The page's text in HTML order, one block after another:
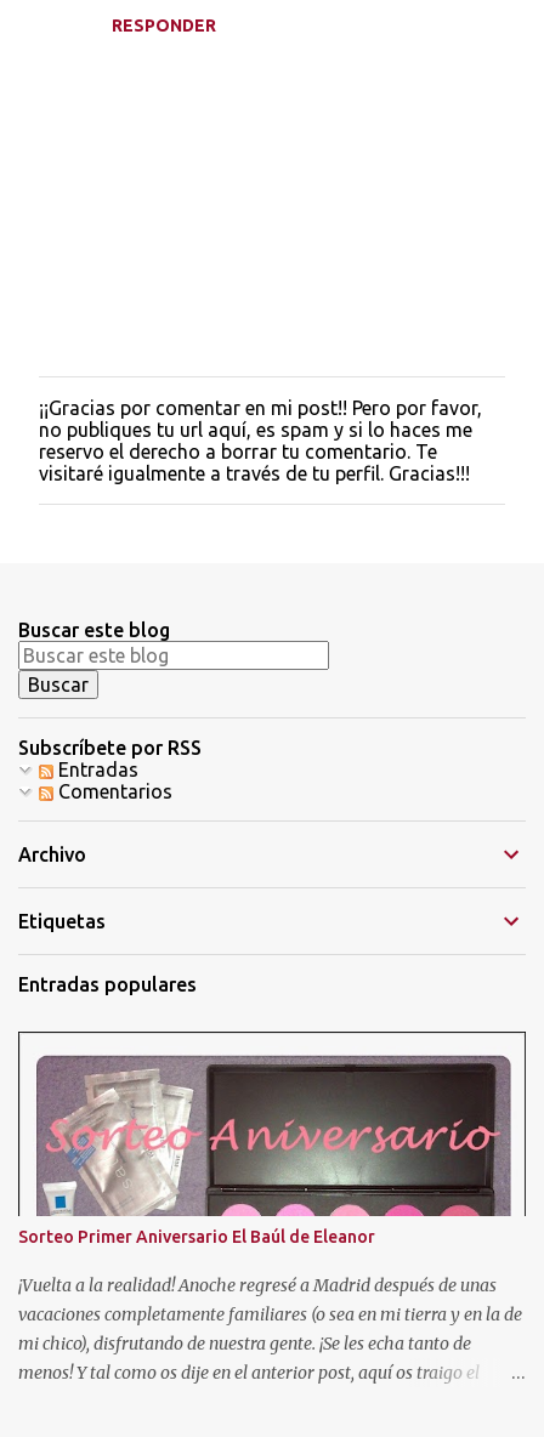
RESPONDER
P
u
b
l
i
c
o
m
e
n
t
a
r
i
¡¡Gracias por comentar en mi post!! Pero por favor,
no publiques tu url aquí, es spam y si lo haces me
reservo el derecho a borrar tu comentario. Te
visitaré igualmente a través de tu perfil. Gracias!!!
Buscar este blog
Subscríbete por RSS
Entradas
Comentarios
Archivo
Etiquetas
Entradas populares
Sorteo Primer Aniversario El Baúl de Eleanor
¡Vuelta a la realidad! Anoche regresé a Madrid después de unas
vacaciones completamente familiares (o sea en mi tierra y en la de
mi chico), disfrutando de nuestra gente. ¡Se les echa tanto de
menos! Y tal como os dije en el anterior post, aquí os traigo el